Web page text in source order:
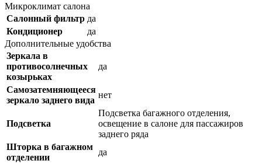
Микроклимат салона
Салонный фильтр да
Кондиционер
да
Дополнительные удобства
Зеркала в
противосолнечных
козырьках
да
Самозатемняющееся
зеркало заднего вида
нет
Подсветка
Подсветка багажного отделения,
освещение в салоне для пассажиров
заднего ряда
Шторка в багажном
отделении
да